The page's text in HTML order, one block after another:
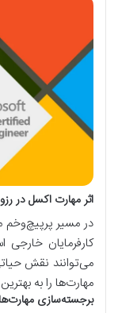
اثر مهارت اکسل در
در مسیر پرپیچ‌وخم
کارفرمایان
می‌توانند نقش
مهارت‌ها را به
برجسته‌سازی